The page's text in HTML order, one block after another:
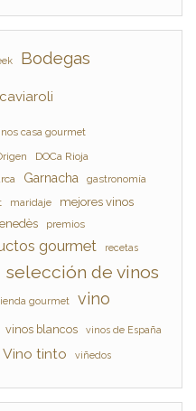
Bodegas
caviaroli
casa gourmet
DOCa Rioja
Garnacha gastronomía
maridaje mejores vinos
premios
gourmet recetas
selección de vinos
gourmet vino
vinos blancos vinos de España
Vino tinto viñedos